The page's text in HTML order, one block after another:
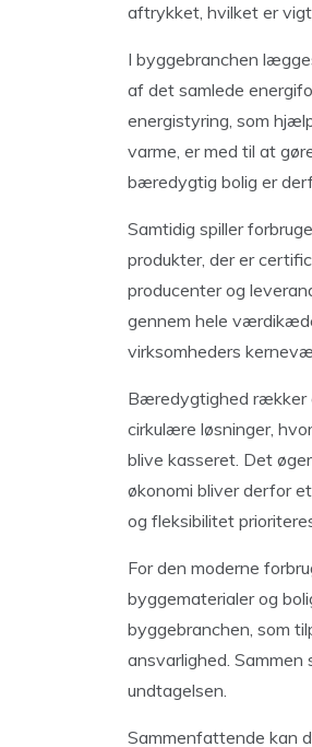
aftrykket, hvilket er
I byggebranchen
af det samlede
energistyring, som
varme, er med til at
bæredygtig bolig er
Samtidig spiller
produkter, der er
producenter og
gennem hele
virksomheders
Bæredygtighed rækker
cirkulære løsninger,
blive kasseret. Det
økonomi bliver derfor
og fleksibilitet
For den moderne
byggematerialer og
byggebranchen, som
ansvarlighed.
undtagelsen.
Sammenfattende kan